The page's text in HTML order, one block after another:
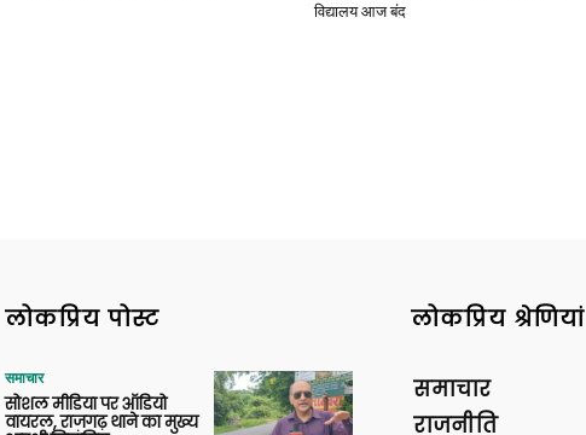
विद्यालय आज बंद
लोकप्रिय पोस्ट
समाचार
सोशल मीडिया पर ऑडियो
वायरल, राजगढ़ थाने का मुख्य
लोकप्रिय श्रेणियां
समाचार
राजनीति